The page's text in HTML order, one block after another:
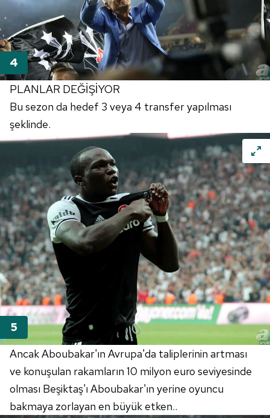
PLANLAR DEĞİŞİYOR
Bu sezon da hedef 3 veya 4 transfer yapılması
şeklinde.
Ancak Aboubakar'ın Avrupa'da taliplerinin artması
ve konuşulan rakamların 10 milyon euro seviyesinde
olması Beşiktaş'ı Aboubakar'ın yerine oyuncu
bakmaya zorlayan en büyük etken..